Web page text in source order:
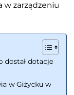
w zarządzeniu
dostał dotacje
w Giżycku w